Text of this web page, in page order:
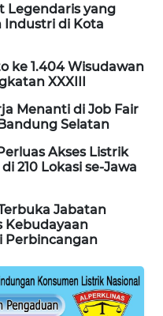
Legendaris yang
Industri di Kota
ke 1.404 Wisudawan
XXXIII
Menanti di Job Fair
Selatan
Akses Listrik
210 Lokasi se-Jawa
Jabatan
Kebudayaan
Perbincangan